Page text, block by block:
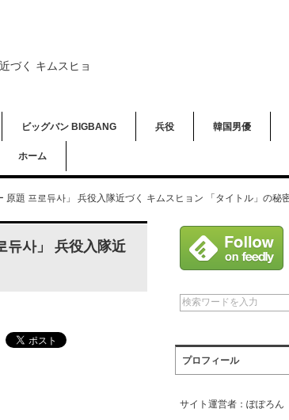
づく キムスヒョ
ビッグバン BIGBANG 兵役 韓国男優
ホーム
題 프로듀사」 兵役入隊近づく キムスヒョン 「タイトル」の秘
듀사」 兵役入隊近
プロフィール
サイト運営者：ぽぽろん